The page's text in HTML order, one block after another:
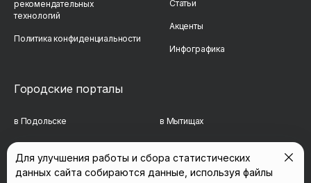
рекомендательных
технологий
Политика конфиденциальности
Статьи
Акценты
Инфографика
Городские порталы
в Подольске в Мытищах
в Сергиевом Посаде в Люберцах
Для улучшения работы и сбора статистических
данных сайта собираются данные, используя файлы